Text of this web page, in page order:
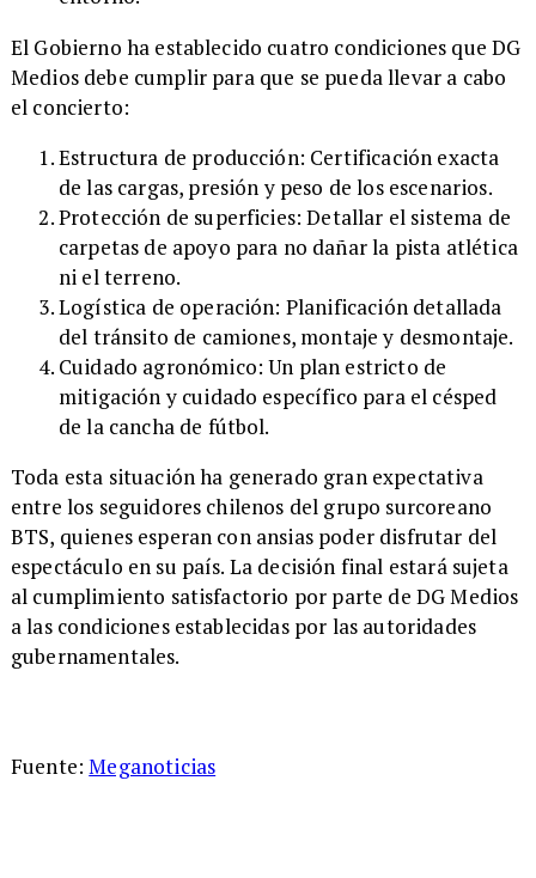
El Gobierno ha establecido cuatro condiciones que DG
Medios debe cumplir para que se pueda llevar a cabo
el concierto:
Estructura de producción: Certificación exacta
de las cargas, presión y peso de los escenarios.
Protección de superficies: Detallar el sistema de
carpetas de apoyo para no dañar la pista atlética
ni el terreno.
Logística de operación: Planificación detallada
del tránsito de camiones, montaje y desmontaje.
Cuidado agronómico: Un plan estricto de
mitigación y cuidado específico para el césped
de la cancha de fútbol.
Toda esta situación ha generado gran expectativa
entre los seguidores chilenos del grupo surcoreano
BTS, quienes esperan con ansias poder disfrutar del
espectáculo en su país. La decisión final estará sujeta
al cumplimiento satisfactorio por parte de DG Medios
a las condiciones establecidas por las autoridades
gubernamentales.
Fuente:Meganoticias